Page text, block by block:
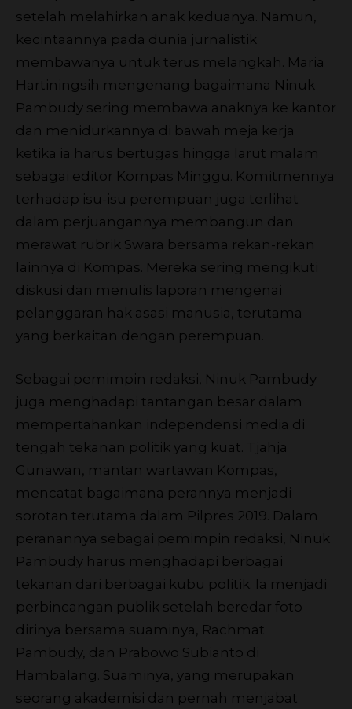
setelah melahirkan anak keduanya. Namun,
kecintaannya pada dunia jurnalistik
membawanya untuk terus melangkah. Maria
Hartiningsih mengenang bagaimana Ninuk
Pambudy sering membawa anaknya ke kantor
dan menidurkannya di bawah meja kerja
ketika ia harus bertugas hingga larut malam
sebagai editor Kompas Minggu. Komitmennya
terhadap isu-isu perempuan juga terlihat
dalam perjuangannya membangun dan
merawat rubrik Swara bersama rekan-rekan
lainnya di Kompas. Mereka sering mengikuti
diskusi dan menulis laporan mengenai
pelanggaran hak asasi manusia, terutama
yang berkaitan dengan perempuan.
Sebagai pemimpin redaksi, Ninuk Pambudy
juga menghadapi tantangan besar dalam
mempertahankan independensi media di
tengah tekanan politik yang kuat. Tjahja
Gunawan, mantan wartawan Kompas,
mencatat bagaimana perannya menjadi
sorotan terutama dalam Pilpres 2019. Dalam
peranannya sebagai pemimpin redaksi, Ninuk
Pambudy harus menghadapi berbagai
tekanan dari berbagai kubu politik. Ia menjadi
perbincangan publik setelah beredar foto
dirinya bersama suaminya, Rachmat
Pambudy, dan Prabowo Subianto di
Hambalang. Suaminya, yang merupakan
seorang akademisi dan pernah menjabat